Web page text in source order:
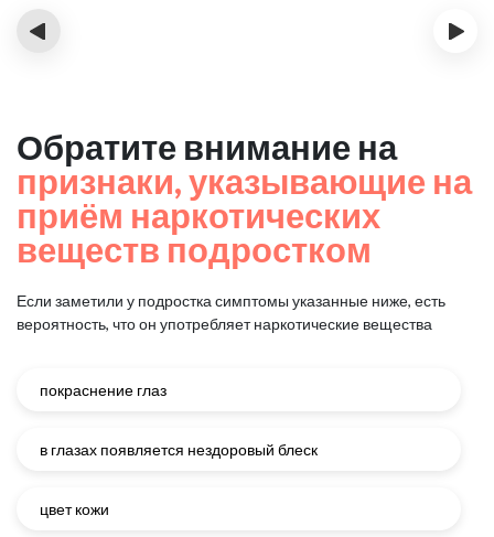
‹ ›
Обратите внимание на
признаки, указывающие на
приём наркотических
веществ подростком
Если заметили у подростка симптомы указанные ниже, есть
вероятность, что он употребляет наркотические вещества
покраснение глаз
в глазах появляется нездоровый блеск
цвет кожи